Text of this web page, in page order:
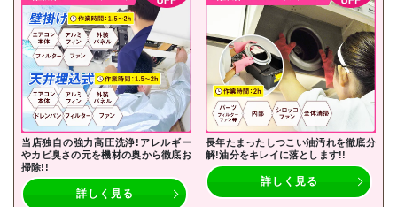
当店独自の強力高圧洗浄!アレルギー
やカビ臭さの元を機材の奥から徹底お
掃除!!
詳しく見る
長年たまったしつこい油汚れを徹底分
解!油分をキレイに落とし ます!!
詳しく見る